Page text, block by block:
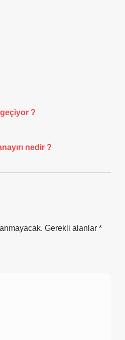
geçiyor ?
nedir ?
Gerekli alanlar *